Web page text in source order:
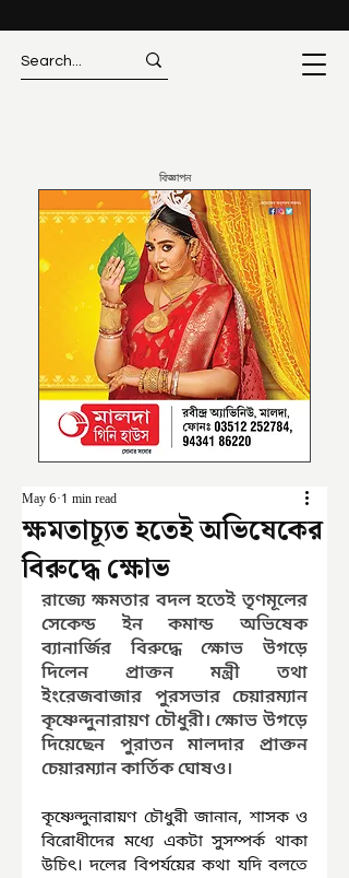
বিজ্ঞাপন
ক্ষমতাচ্যূত হতেই অভিষেকের
বিরুদ্ধে ক্ষোভ
May 6 1 min read
রাজ্যে ক্ষমতার বদল হতেই তৃণমূলের
সেকেন্ড ইন কমান্ড অভিষেক
ব্যানার্জির বিরুদ্ধে ক্ষোভ উগড়ে
দিলেন প্রাক্তন মন্ত্রী তথা
ইংরেজবাজার পুরসভার চেয়ারম্যান
কৃষ্ণেন্দুনারায়ণ চৌধুরী। ক্ষোভ উগড়ে
দিয়েছেন পুরাতন মালদার প্রাক্তন
চেয়ারম্যান কার্তিক ঘোষও।
কৃষ্ণেন্দুনারায়ণ চৌধুরী জানান, শাসক ও
বিরোধীদের মধ্যে একটা সুসম্পর্ক থাকা
উচিৎ। দলের বিপর্যয়ের কথা যদি বলতে